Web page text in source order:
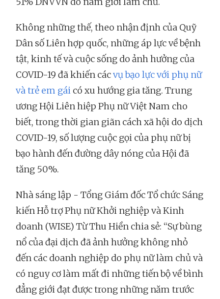
Không những thế, theo nhận định của Quỹ
Dân số Liên hợp quốc, những áp lực về bệnh
tật, kinh tế và cuộc sống do ảnh hưởng của
COVID-19 đã khiến cácvụ bạo lực với phụ nữ
và trẻ em gái có xu hướng gia tăng. Trung
ương Hội Liên hiệp Phụ nữ Việt Nam cho
biết, trong thời gian giãn cách xã hội do dịch
COVID-19, số lượng cuộc gọi của phụ nữ bị
bạo hành đến đường dây nóng của Hội đã
tăng 50%.
Nhà sáng lập - Tổng Giám đốc Tổ chức Sáng
kiến Hỗ trợ Phụ nữ Khởi nghiệp và Kinh
doanh (WISE) Từ Thu Hiền chia sẻ: “Sự bùng
nổ của đại dịch đã ảnh hưởng không nhỏ
đến các doanh nghiệp do phụ nữ làm chủ và
có nguy cơ làm mất đi những tiến bộ về bình
đẳng giới đạt được trong những năm trước